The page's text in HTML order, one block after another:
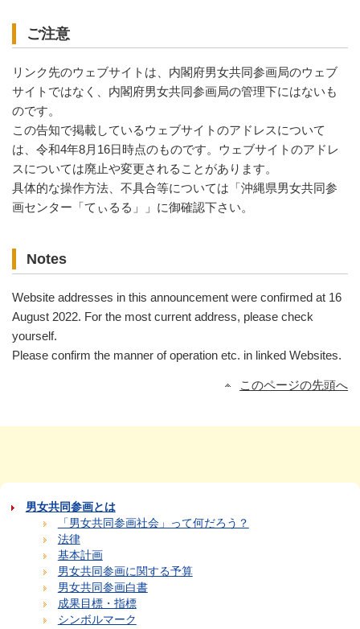
ご注意
リンク先のウェブサイトは、内閣府男女共同参画局のウェブ
サイトではなく、内閣府男女共同参画局の管理下にはないも
のです。
この告知で掲載しているウェブサイトのアドレスについて
は、令和4年8月16日時点のものです。ウェブサイトのアドレ
スについては廃止や変更されることがあります。
具体的な操作方法、不具合等については「沖縄県男女共同参
画センター「てぃるる」」に御確認下さい。
Notes
Website addresses in this announcement were confirmed at 16
August 2022. For the most current address, please check
yourself.
Please confirm the manner of operation etc. in linked Websites.
このページの先頭へ
男女共同参画とは
「男女共同参画社会」って何だろう？
法律
基本計画
男女共同参画に関する予算
男女共同参画白書
成果目標・指標
シンボルマーク